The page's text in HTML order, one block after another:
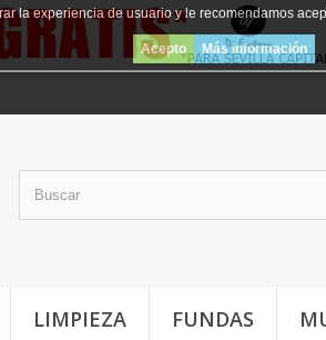
la experiencia de usuario y le recomendamos
Acepto Más información
LIMPIEZA FUNDAS